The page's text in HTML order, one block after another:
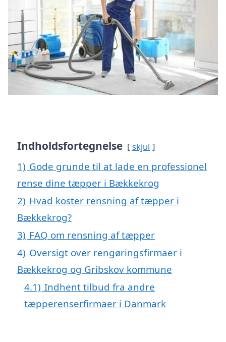
Indholdsfortegnelse skjul
1) Gode grunde til at lade en professionel
rense dine tæpper i Bækkekrog
2) Hvad koster rensning af tæpper i
Bækkekrog?
3) FAQ om rensning af tæpper
4) Oversigt over rengøringsfirmaer i
Bækkekrog og Gribskov kommune
4.1) Indhent tilbud fra andre
tæpperenserfirmaer i Danmark